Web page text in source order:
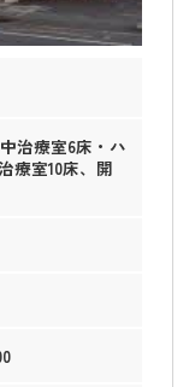
治療室6床・ハ
療室10床、開